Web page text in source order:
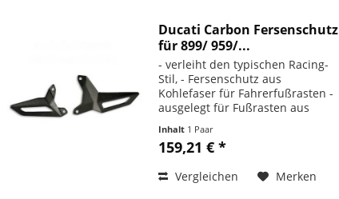
Ducati Carbon Fersenschutz
für 899/ 959/...
- verleiht den typischen Racing-
Stil, - Fersenschutz aus
Kohlefaser für Fahrerfußrasten -
ausgelegt für Fußrasten aus
sich auch an den serienmäßigen
Fußrasten montieren. ORIGINAL
Inhalt 1 Paar
159,21 € *
Vergleichen Merken